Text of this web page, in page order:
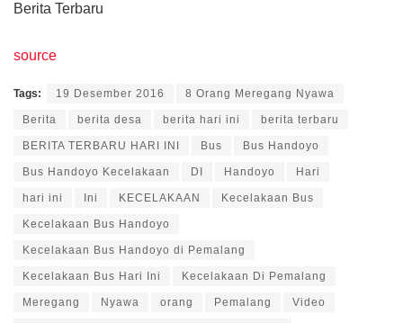
Berita Terbaru
source
Tags: 19 Desember 2016 8 Orang Meregang Nyawa
Berita berita desa berita hari ini berita terbaru
BERITA TERBARU HARI INI Bus Bus Handoyo
Bus Handoyo Kecelakaan DI Handoyo Hari
hari ini Ini KECELAKAAN Kecelakaan Bus
Kecelakaan Bus Handoyo
Kecelakaan Bus Handoyo di Pemalang
Kecelakaan Bus Hari Ini Kecelakaan Di Pemalang
Meregang Nyawa orang Pemalang Video